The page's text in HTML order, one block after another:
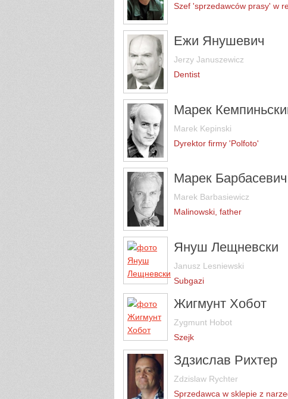
Szef 'sprzedawców prasy' w
Ежи Янушевич
Jerzy Januszewicz
Dentist
Марек
Marek Kepinski
Dyrektor firmy 'Polfoto'
Марек Барбасевич
Marek Barbasiewicz
Malinowski, father
Януш Лещневски
Janusz Lesniewski
Subgazi
Жигмунт Хобот
Zygmunt Hobot
Szejk
Здзислав Рихтер
Zdzislaw Rychter
Sprzedawca w sklepie z